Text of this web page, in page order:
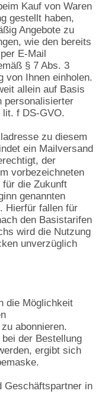
Kauf von Waren
gestellt haben,
Angebote zu
wie den bereits
E-Mail
§ 7 Abs. 3
von Ihnen einholen.
allein auf Basis
personalisierter
lit. f DS-GVO.
zu diesem
ein Mailversand
der
vorbezeichneten
die Zukunft
genannten
Hierfür fallen für
den Basistarifen
wird die Nutzung
unverzüglich
die Möglichkeit
abonnieren.
der Bestellung
ergibt sich
Geschäftspartner in